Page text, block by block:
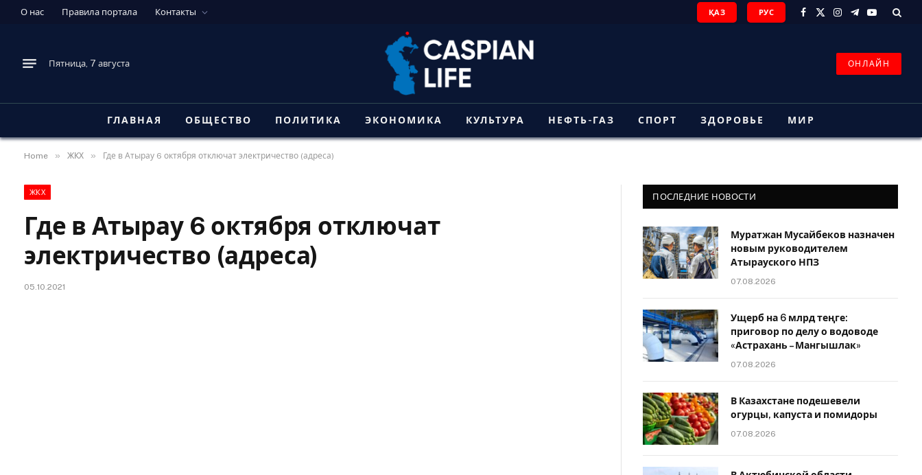
О нас Правила портала Контакты ҚАЗ РУС
Facebook
X
Instagram
Telegram
YouTube
Пятница, 7 августа ОНЛАЙН
ГЛАВНАЯ ОБЩЕСТВО ПОЛИТИКА ЭКОНОМИКА КУЛЬТУРА НЕФТЬ-ГАЗ СПОРТ ЗДОРОВЬЕ МИР
Home » ЖКХ » Где в Атырау 6 октября отключат электричество (адреса)
ЖКХ
Где в Атырау 6 октября отключат
электричество (адреса)
05.10.2021
ПОСЛЕДНИЕ НОВОСТИ
Муратжан Мусайбеков назначен
новым руководителем
Атырауского НПЗ
07.08.2026
Ущерб на 6 млрд теңге:
приговор по делу о водоводе
«Астрахань – Мангышлак»
07.08.2026
В Казахстане подешевели
огурцы, капуста и помидоры
07.08.2026